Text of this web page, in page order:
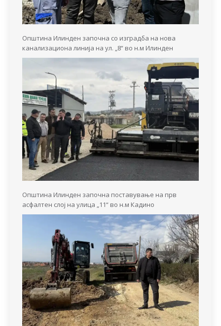
Општина Илинден започна со изградба на нова
канализациона линија на ул. „8“ во н.м Илинден
Општина Илинден започна поставување на прв
асфалтен слој на улица „11“ во н.м Кадино